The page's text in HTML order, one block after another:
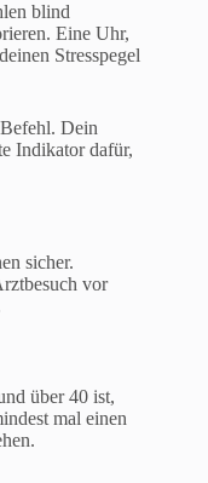
blind
Eine Uhr,
Stresspegel
Dein
Indikator dafür,
sicher.
vor
über 40 ist,
mal einen